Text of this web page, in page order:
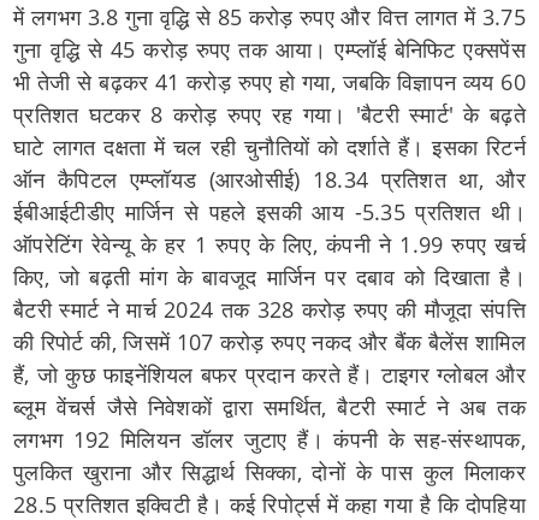
में लगभग 3.8 गुना वृद्धि से 85 करोड़ रुपए और वित्त लागत में 3.75
गुना वृद्धि से 45 करोड़ रुपए तक आया। एम्प्लॉई बेनिफिट एक्सपेंस
भी तेजी से बढ़कर 41 करोड़ रुपए हो गया, जबकि विज्ञापन व्यय 60
प्रतिशत घटकर 8 करोड़ रुपए रह गया। 'बैटरी स्मार्ट' के बढ़ते
घाटे लागत दक्षता में चल रही चुनौतियों को दर्शाते हैं। इसका रिटर्न
ऑन कैपिटल एम्प्लॉयड (आरओसीई) 18.34 प्रतिशत था, और
ईबीआईटीडीए मार्जिन से पहले इसकी आय -5.35 प्रतिशत थी।
ऑपरेटिंग रेवेन्यू के हर 1 रुपए के लिए, कंपनी ने 1.99 रुपए खर्च
किए, जो बढ़ती मांग के बावजूद मार्जिन पर दबाव को दिखाता है।
बैटरी स्मार्ट ने मार्च 2024 तक 328 करोड़ रुपए की मौजूदा संपत्ति
की रिपोर्ट की, जिसमें 107 करोड़ रुपए नकद और बैंक बैलेंस शामिल
हैं, जो कुछ फाइनेंशियल बफर प्रदान करते हैं। टाइगर ग्लोबल और
ब्लूम वेंचर्स जैसे निवेशकों द्वारा समर्थित, बैटरी स्मार्ट ने अब तक
लगभग 192 मिलियन डॉलर जुटाए हैं। कंपनी के सह-संस्थापक,
पुलकित खुराना और सिद्धार्थ सिक्का, दोनों के पास कुल मिलाकर
28.5 प्रतिशत इक्विटी है। कई रिपोर्ट्स में कहा गया है कि दोपहिया